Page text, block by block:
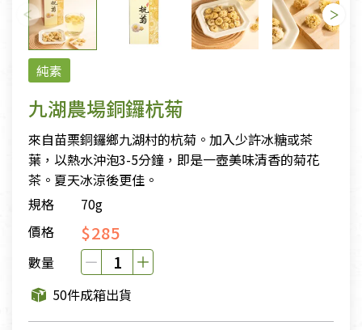
純素
九湖農場銅鑼杭菊
來自苗栗銅鑼鄉九湖村的杭菊。加入少許冰糖或茶
葉，以熱水沖泡3-5分鐘，即是一壺美味清香的菊花
茶。夏天冰涼後更佳。
規格
70g
價格
$285
數量
50件成箱出貨